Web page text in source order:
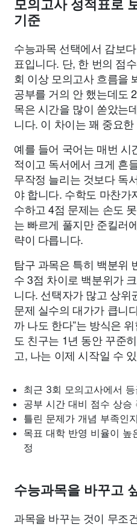
모의고사 성적표로
기준
수능과목 선택에서 감보
표입니다. 단, 한 번의 점
회 이상 모의고사 흐름을
공부를 거의 안 했는데도
목은 시간을 많이 쏟았는
니다. 이 차이는 꽤 중요
예를 들어 국어는 매번 시
적이고 독서에서 크게 흔
무작정 늘리는 것보다 독
야 합니다. 수학도 마찬가
수하고 4점 문제는 손도
는 빠르게 풀지만 준킬러
략이 다릅니다.
탐구 과목은 특히 백분위
수 3점 차이로 백분위가
니다. 선택자가 많고 상
문제 실수의 대가가 큽니
까 나도 한다”는 방식은
도 친구는 1년 동안 꾸준
고, 나는 이제 시작일 수
최근 3회 모의고사에서
공부 시간 대비 점수 상승
틀린 문제가 개념 부족인
목표 대학 반영 비율이 높
정
수능과목을 바꾸고
과목을 바꾸는 것이 무조